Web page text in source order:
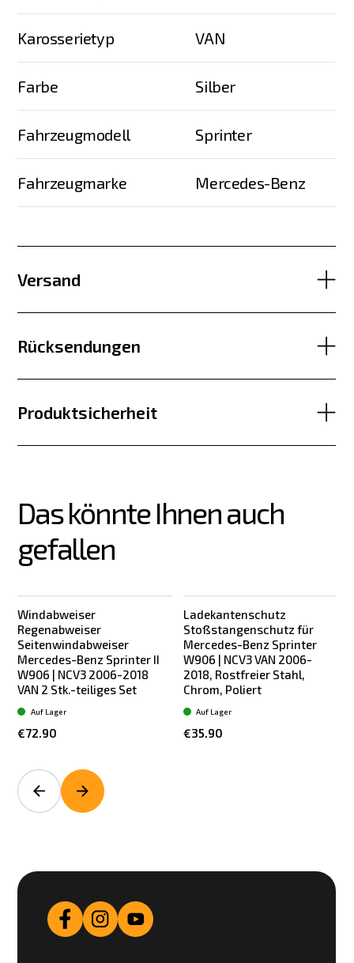
Karosserietyp VAN
Farbe Silber
Fahrzeugmodell Sprinter
Fahrzeugmarke Mercedes-Benz
Versand
Rücksendungen
Produktsicherheit
Das könnte Ihnen auch
gefallen
Windabweiser
Regenabweiser
Seitenwindabweiser
Mercedes-Benz Sprinter II
W906 | NCV3 2006-2018
VAN 2 Stk.-teiliges Set
€72.90
Auf Lager
Ladekantenschutz
Stoßstangenschutz für
Mercedes-Benz Sprinter
W906 | NCV3 VAN 2006-
2018, Rostfreier Stahl,
Chrom, Poliert
€35.90
Auf Lager